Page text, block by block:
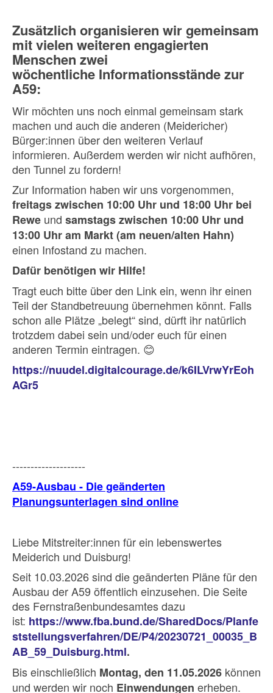
Zusätzlich organisieren wir gemeinsam
mit vielen weiteren engagierten
Menschen zwei
wöchentliche Informationsstände zur
A59:
Wir möchten uns noch einmal gemeinsam stark
machen und auch die anderen (Meidericher)
Bürger:innen über den weiteren Verlauf
informieren. Außerdem werden wir nicht aufhören,
den Tunnel zu fordern!
Zur Information haben wir uns vorgenommen,
freitags zwischen 10:00 Uhr und 18:00 Uhr bei
Rewe und samstags zwischen 10:00 Uhr und
13:00 Uhr am Markt (am neuen/alten Hahn)
einen Infostand zu machen.
Dafür benötigen wir Hilfe!
Tragt euch bitte über den Link ein, wenn ihr einen
Teil der Standbetreuung übernehmen könnt. Falls
schon alle Plätze „belegt“ sind, dürft ihr natürlich
trotzdem dabei sein und/oder euch für einen
anderen Termin eintragen. 😊
https://nuudel.digitalcourage.de/k6ILVrwYrEoh
AGr5
--------------------
A59-Ausbau - Die geänderten
Planungsunterlagen sind online
Liebe Mitstreiter:innen für ein lebenswertes
Meiderich und Duisburg!
Seit 10.03.2026 sind die geänderten Pläne für den
Ausbau der A59 öffentlich einzusehen. Die Seite
des Fernstraßenbundesamtes dazu
ist: https://www.fba.bund.de/SharedDocs/Planfe
ststellungsverfahren/DE/P4/20230721_00035_B
AB_59_Duisburg.html.
Bis einschließlich Montag, den 11.05.2026 können
und werden wir noch Einwendungen erheben.